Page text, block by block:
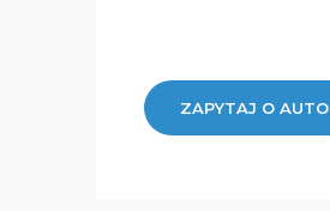
ZAPYTAJ O AUTO